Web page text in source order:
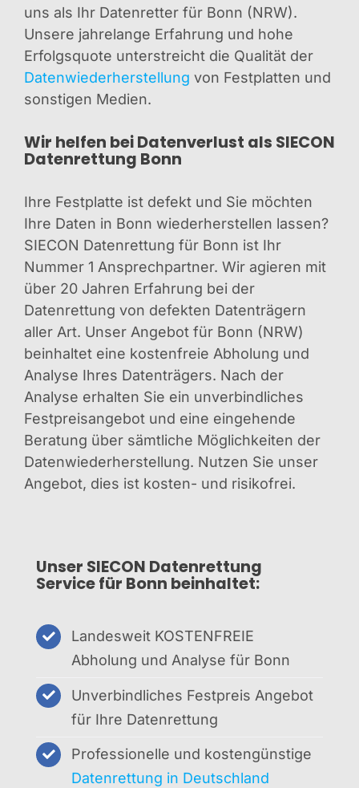
uns als Ihr Datenretter für Bonn (NRW).
Unsere jahrelange Erfahrung und hohe
Erfolgsquote unterstreicht die Qualität der
Datenwiederherstellung von Festplatten und
sonstigen Medien.
Wir helfen bei Datenverlust als SIECON
Datenrettung Bonn
Ihre Festplatte ist defekt und Sie möchten
Ihre Daten in Bonn wiederherstellen lassen?
SIECON Datenrettung für Bonn ist Ihr
Nummer 1 Ansprechpartner. Wir agieren mit
über 20 Jahren Erfahrung bei der
Datenrettung von defekten Datenträgern
aller Art. Unser Angebot für Bonn (NRW)
beinhaltet eine kostenfreie Abholung und
Analyse Ihres Datenträgers. Nach der
Analyse erhalten Sie ein unverbindliches
Festpreisangebot und eine eingehende
Beratung über sämtliche Möglichkeiten der
Datenwiederherstellung. Nutzen Sie unser
Angebot, dies ist kosten- und risikofrei.
Unser SIECON Datenrettung
Service für Bonn beinhaltet:
Landesweit KOSTENFREIE
Abholung und Analyse für Bonn
Unverbindliches Festpreis Angebot
für Ihre Datenrettung
Professionelle und kostengünstige
Datenrettung in Deutschland